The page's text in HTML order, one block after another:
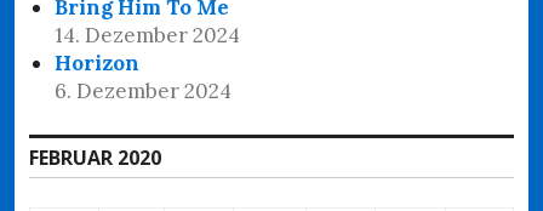
Bring Him To Me
14. Dezember 2024
Horizon
6. Dezember 2024
FEBRUAR 2020